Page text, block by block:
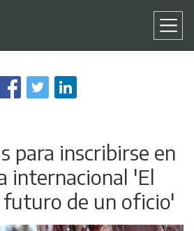
al
contenido
para inscribirse en
internacional 'El
futuro de un oficio'